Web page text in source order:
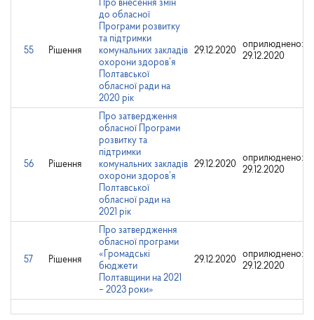
55 Рішення
Про внесення змін
до обласної
Програми розвитку
та підтримки
комунальних закладів
охорони здоров’я
Полтавської
обласної ради на
2020 рік
29.12.2020
оприлюднено:
29.12.2020
56 Рішення
Про затвердження
обласної Програми
розвитку та
підтримки
комунальних закладів
охорони здоров’я
Полтавської
обласної ради на
2021 рік
29.12.2020
оприлюднено:
29.12.2020
57 Рішення
Про затвердження
обласної програми
«Громадські
бюджети
Полтавщини на 2021
– 2023 роки»
29.12.2020
оприлюднено:
29.12.2020